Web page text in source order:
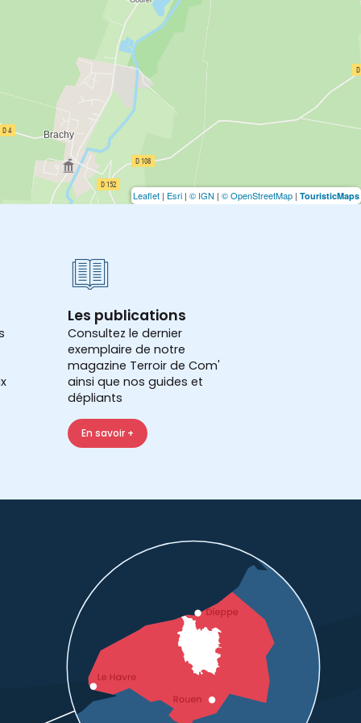
Leaflet | Esri | © IGN | © OpenStreetMap | TouristicMaps
Les publications
Consultez le dernier
exemplaire de notre
magazine Terroir de Com'
ainsi que nos guides et
dépliants
En savoir +